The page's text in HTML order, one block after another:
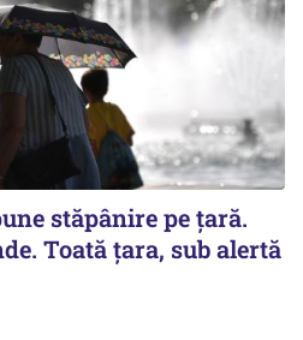
stăpânire pe țară.
Toată țara, sub alertă